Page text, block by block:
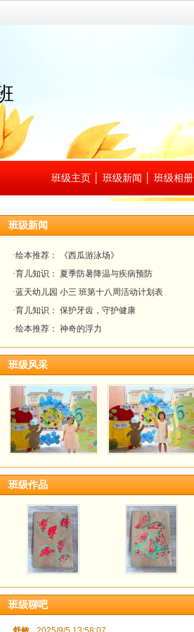
班级主页 班级新闻 班级相册
班级新闻
·绘本推荐： 《西瓜游泳场》
·育儿知识： 夏季防暑降温与疾病预防
·蓝天幼儿园 小三 班第十八周活动计划表
·育儿知识： 保护牙齿，守护健康
·绘本推荐： 神奇的浮力
班级风采
班级作品
班级聊吧